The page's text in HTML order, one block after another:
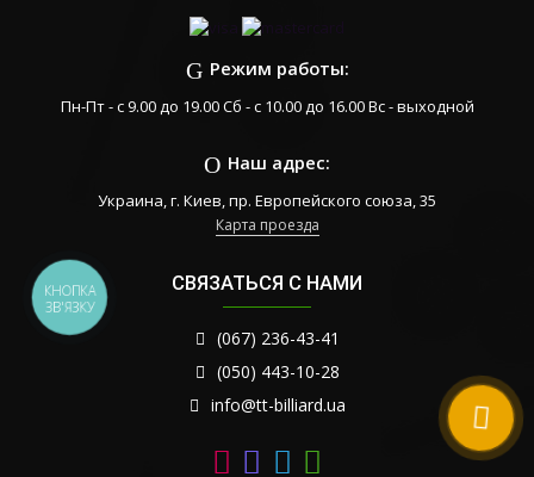
Режим работы:
Пн-Пт - с 9.00 до 19.00 Сб - с 10.00 до 16.00 Вс - выходной
Наш адрес:
Украина, г. Киев, пр. Европейского союза, 35
Карта проезда
СВЯЗАТЬСЯ С НАМИ
(067) 236-43-41
(050) 443-10-28
info@tt-billiard.ua
КНОПКА
ЗВ'ЯЗКУ